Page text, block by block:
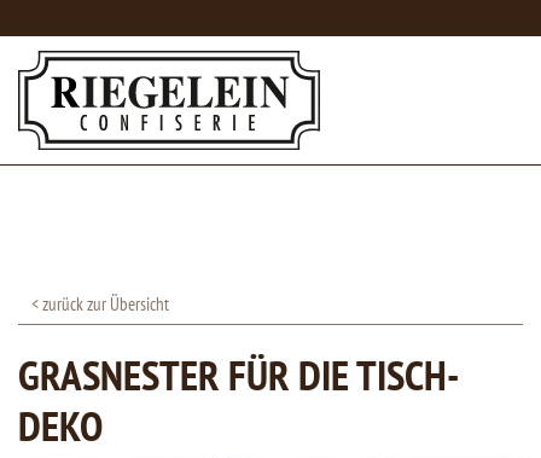
< zurück zur Übersicht
GRASNESTER FÜR DIE TISCH-
DEKO